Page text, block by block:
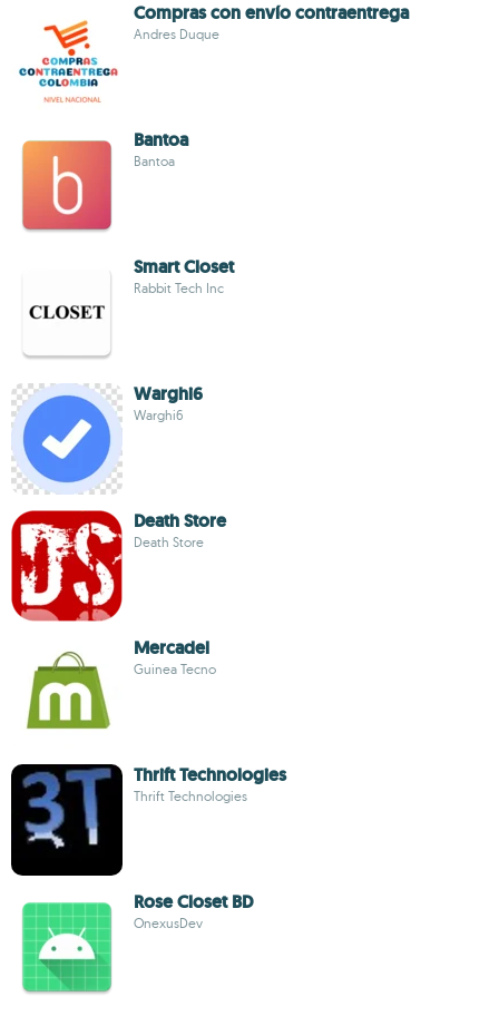
Compras con envío contraentrega
Andres Duque
Bantoa
Bantoa
Smart Closet
Rabbit Tech Inc
Warghi6
Warghi6
Death Store
Death Store
Mercadel
Guinea Tecno
Thrift Technologies
Thrift Technologies
Rose Closet BD
OnexusDev